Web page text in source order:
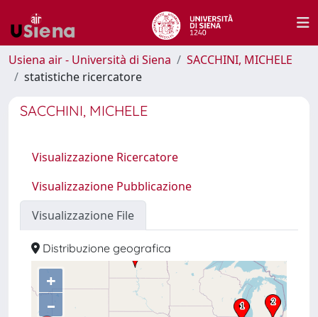
Usiena air - Università di Siena
SACCHINI, MICHELE
statistiche ricercatore
SACCHINI, MICHELE
Visualizzazione Ricercatore
Visualizzazione Pubblicazione
Visualizzazione File
Distribuzione geografica
+
–